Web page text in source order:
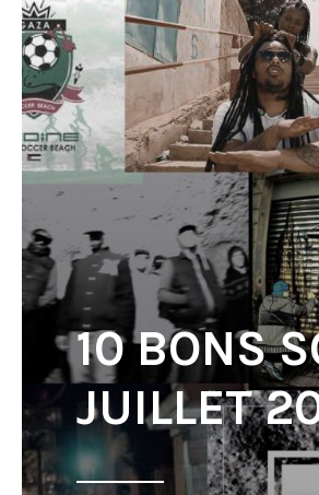
10 BONS
JUILLET